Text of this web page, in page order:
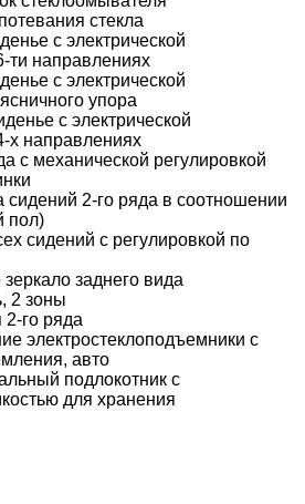
стекла
с электрической
ти направлениях
с электрической
упора
с электрической
х направлениях
с механической регулировкой
сидений 2-го ряда в соотношении
пол)
сидений с регулировкой по
заднего вида
2 зоны
го ряда
электростеклоподъемники с
авто
подлокотник с
для хранения